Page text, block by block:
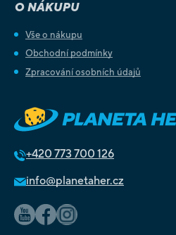
O NÁKUPU
Vše o nákupu
Obchodní podmínky
Zpracování osobních údajů
+420 773 700 126
info@planetaher.cz